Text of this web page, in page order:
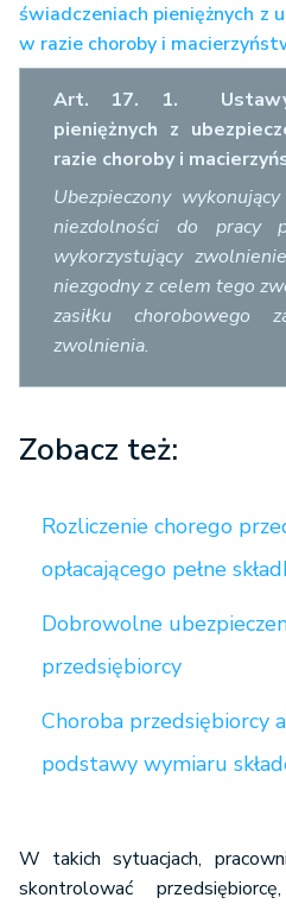
świadczeniach pieniężnych z
w razie choroby i
Art. 17. 1. Ustawy
pieniężnych z
razie choroby i
Ubezpieczony
niezdolności do pracy
wykorzystujący
niezgodny z celem tego
zasiłku chorobowego
zwolnienia.
Zobacz też:
Rozliczenie chorego
opłacającego pełne
Dobrowolne
przedsiębiorcy
Choroba przedsiębiorcy
podstawy wymiaru
W takich sytuacjach,
skontrolować